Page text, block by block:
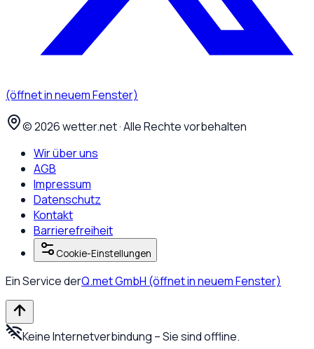
(öffnet in neuem Fenster)
©2026wetter.net · Alle Rechte vorbehalten
Wir über uns
AGB
Impressum
Datenschutz
Kontakt
Barrierefreiheit
Cookie-Einstellungen
Ein Service derQ.met GmbH (öffnet in neuem Fenster)
Keine Internetverbindung – Sie sind offline.